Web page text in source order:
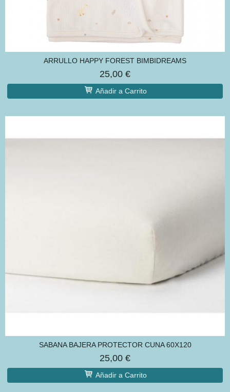
ARRULLO HAPPY FOREST BIMBIDREAMS
25,00 €
Añadir a Carrito
SABANA BAJERA PROTECTOR CUNA 60X120
25,00 €
Añadir a Carrito